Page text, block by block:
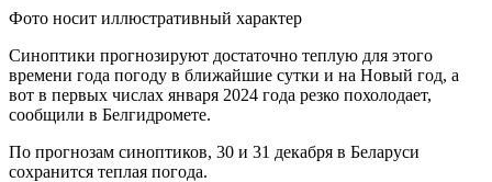
Фото носит иллюстративный характер
Синоптики прогнозируют достаточно теплую для этого
времени года погоду в ближайшие сутки и на Новый год, а
вот в первых числах января 2024 года резко похолодает,
сообщили в Белгидромете.
По прогнозам синоптиков, 30 и 31 декабря в Беларуси
сохранится теплая погода.